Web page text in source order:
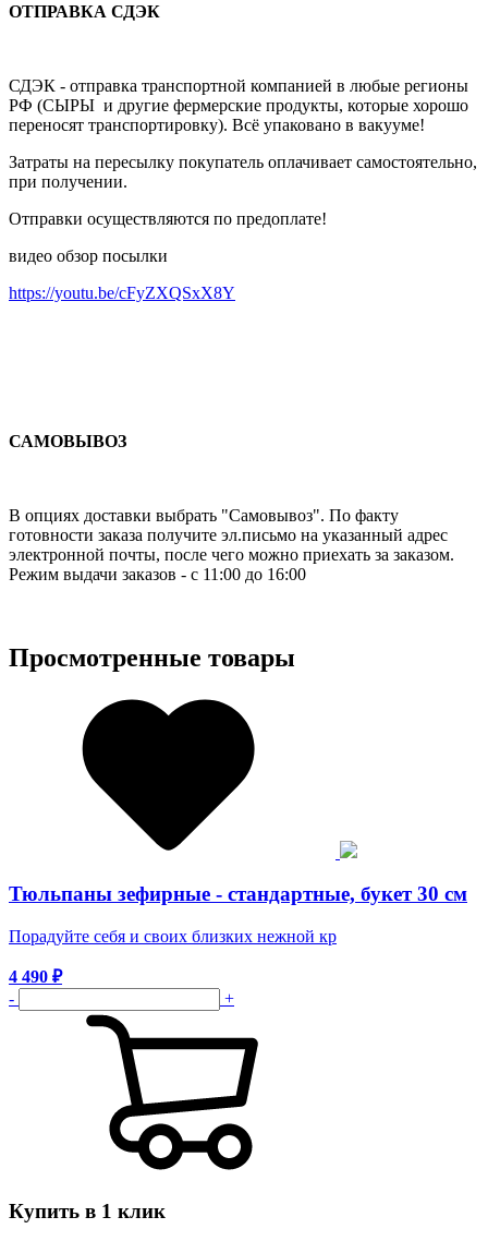
ОТПРАВКА СДЭК
СДЭК - отправка транспортной компанией в любые регионы
РФ (СЫРЫ и другие фермерские продукты, которые хорошо
переносят транспортировку). Всё упаковано в вакууме!
Затраты на пересылку покупатель оплачивает самостоятельно,
при получении.
Отправки осуществляются по предоплате!
видео обзор посылки
https://youtu.be/cFyZXQSxX8Y
САМОВЫВОЗ
В опциях доставки выбрать "Самовывоз". По факту
готовности заказа получите эл.письмо на указанный адрес
электронной почты, после чего можно приехать за заказом.
Режим выдачи заказов - с 11:00 до 16:00
Просмотренные товары
Тюльпаны зефирные - стандартные, букет 30 см
Порадуйте себя и своих близких нежной кр
4 490 ₽
-
+
Купить в 1 клик